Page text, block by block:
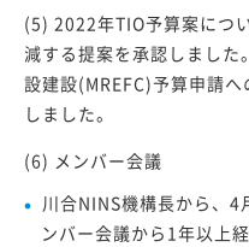
(5) 2022年TIO予算案につ
減する提案を承認しまし
設建設(MREFC)予算申請
しました。
(6) メンバー会議
川合NINS機構長から、4
ンバー会議から1年以上